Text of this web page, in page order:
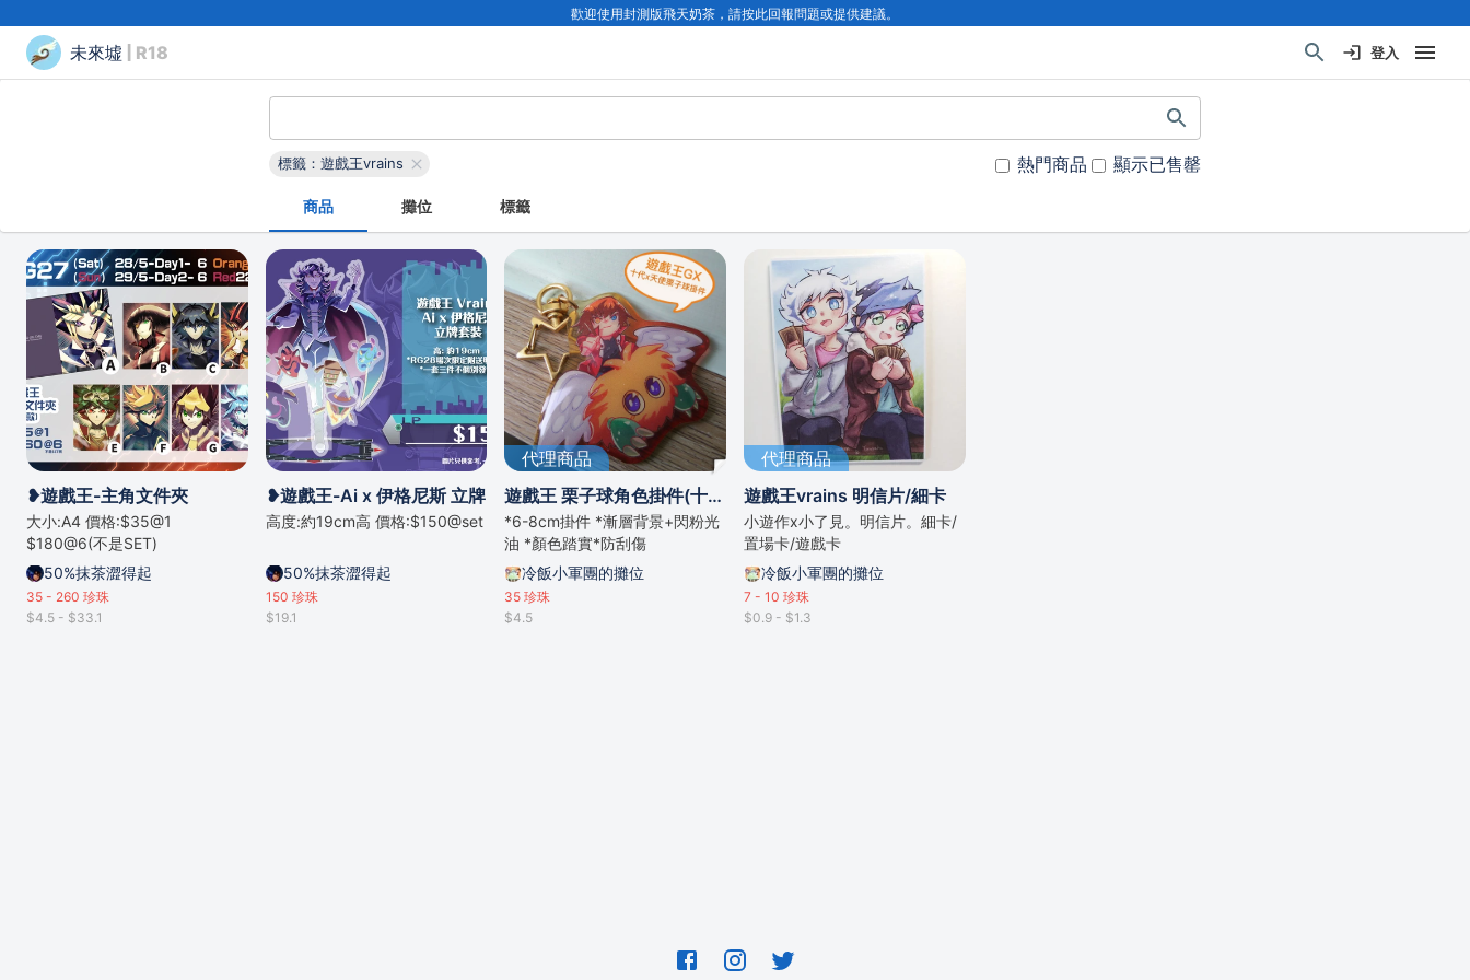
歡迎使用封測版飛天奶茶，請按此回報問題或提供建議。
未來墟 | R18 登入
標籤：遊戲王vrains 熱門商品 顯示已售罄
商品 攤位 標籤
❥遊戲王-主角文件夾
大小:A4 價格:$35@1
$180@6(不是SET)
50%抹茶澀得起
35 - 260 珍珠
$4.5 - $33.1
❥遊戲王-Ai x 伊格尼斯 立牌
高度:約19cm高 價格:$150@set
50%抹茶澀得起
150 珍珠
$19.1
代理商品
遊戲王 栗子球角色掛件(十代/遊星/遊作/遊我)
*6-8cm掛件 *漸層背景+閃粉光
油 *顏色踏實*防刮傷
冷飯小軍團的攤位
35 珍珠
$4.5
代理商品
遊戲王vrains 明信片/細卡
小遊作x小了見。明信片。細卡/
置場卡/遊戲卡
冷飯小軍團的攤位
7 - 10 珍珠
$0.9 - $1.3